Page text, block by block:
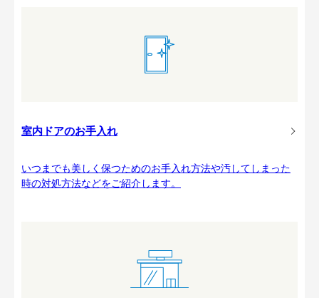
室内ドアのお手入れ
いつまでも美しく保つためのお手入れ方法や汚してしまった
時の対処方法などをご紹介します。